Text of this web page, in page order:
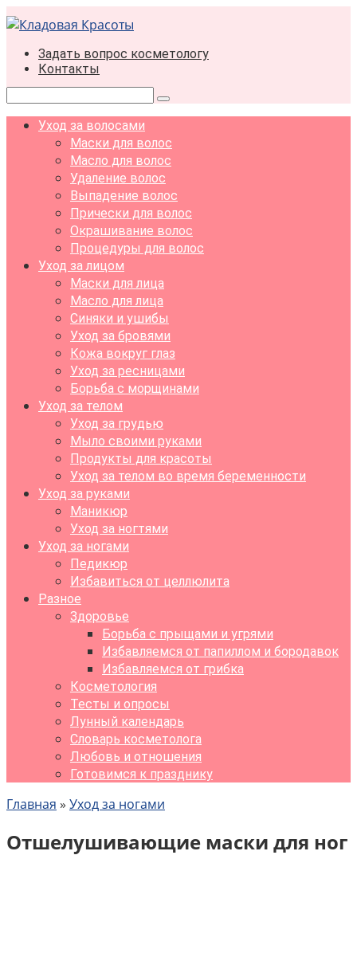
Перейти
к
контентуЗадать вопрос косметологу
Контакты
Поиск:
Уход за волосами
Маски для волос
Масло для волос
Удаление волос
Выпадение волос
Прически для волос
Окрашивание волос
Процедуры для волос
Уход за лицом
Маски для лица
Масло для лица
Синяки и ушибы
Уход за бровями
Кожа вокруг глаз
Уход за ресницами
Борьба с морщинами
Уход за телом
Уход за грудью
Мыло своими руками
Продукты для красоты
Уход за телом во время беременности
Уход за руками
Маникюр
Уход за ногтями
Уход за ногами
Педикюр
Избавиться от целлюлита
Разное
Здоровье
Борьба с прыщами и угрями
Избавляемся от папиллом и бородавок
Избавляемся от грибка
Косметология
Тесты и опросы
Лунный календарь
Словарь косметолога
Любовь и отношения
Готовимся к празднику
Главная » Уход за ногами
Отшелушивающие маски для ног